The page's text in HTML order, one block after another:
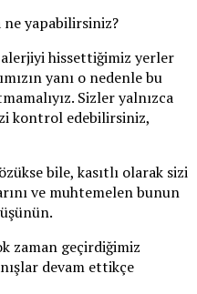
ne yapabilirsiniz?
alerjiyi hissettiğimiz yerler
yanı o nedenle bu
Sizler yalnızca
kontrol edebilirsiniz,
bile, kasıtlı olarak sizi
ve muhtemelen bunun
zaman geçirdiğimiz
devam ettikçe